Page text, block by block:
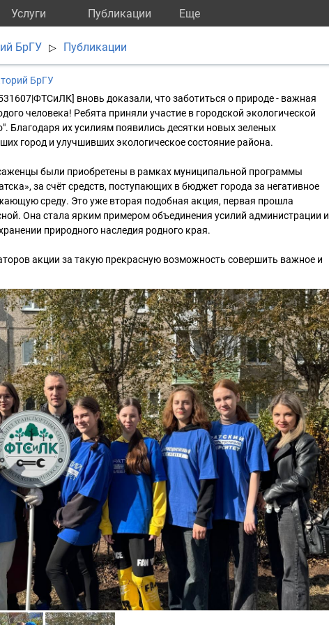
Услуги Публикации Eще
БрГУ ▷ Публикации
БрГУ
вновь доказали, что заботиться о природе - важная
человека! Ребята приняли участие в городской экологической
Благодаря их усилиям появились десятки новых зеленых
город и улучшивших экологическое состояние района.
были приобретены в рамках муниципальной программы
за счёт средств, поступающих в бюджет города за негативное
среду. Это уже вторая подобная акция, первая прошла
Она стала ярким примером объединения усилий администрации и
природного наследия родного края.
акции за такую прекрасную возможность совершить важное и